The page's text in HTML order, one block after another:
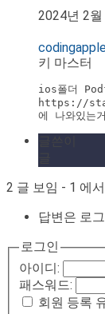
2024년 2월
키 마스터
ios폴더
https://
에 나와있는
2 글 보임 - 1 에
답변은 로
로그인
아이디:
패스워드:
회원 등록